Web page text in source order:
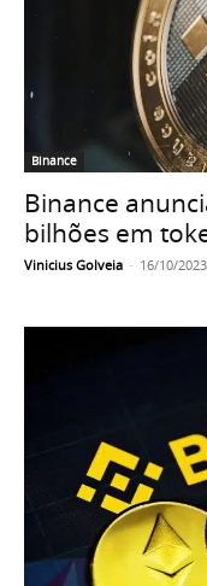
Binance
Binance
bilhões em
Vinicius Golveia - 16/10/